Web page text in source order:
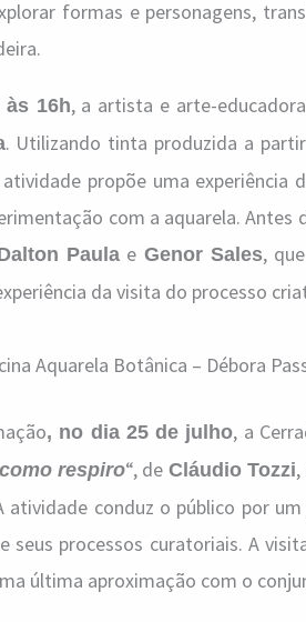
formas e personagens,
às 16h, a artista e arte-educadora
. Utilizando tinta produzida a
propõe uma
com a aquarela. Antes
Paula e Genor Sales,
da visita do processo
Aquarela Botânica – Débora
, no dia 25 de julho, a
respiro“, de Cláudio Tozzi,
atividade conduz o público por
seus processos curatoriais. A
última aproximação com o